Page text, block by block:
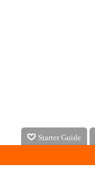
Starter Guide